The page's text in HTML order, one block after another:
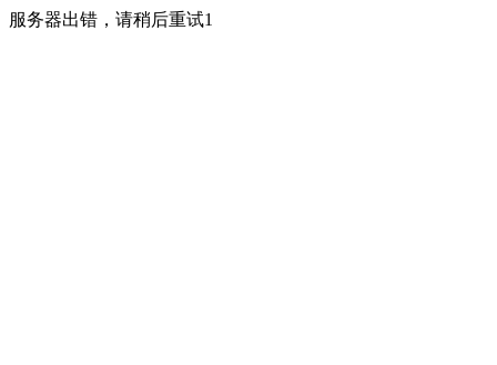
服务器出错，请稍后重试1